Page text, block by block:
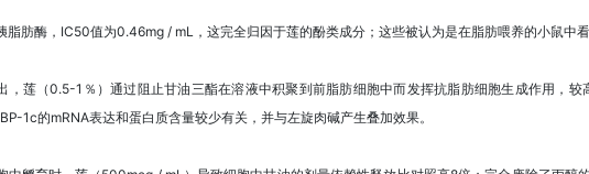
脂肪酶，IC50值为0.46mg / mL，这完全归因于莲的酚类成分；这些被认为是在脂肪喂养的小鼠中
，莲（0.5-1％）通过阻止甘油三酯在溶液中积聚到前脂肪细胞中而发挥抗脂肪细胞生成作用，
1c的mRNA表达和蛋白质含量较少有关，并与左旋肉碱产生叠加效果。